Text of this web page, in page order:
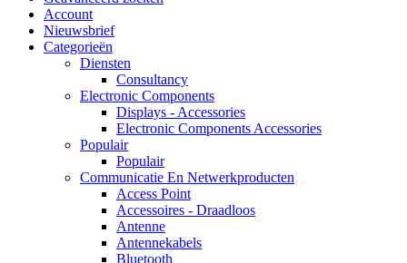
Account
Nieuwsbrief
Categorieën
Diensten
Consultancy
Electronic Components
Displays - Accessories
Electronic Components Accessories
Populair
Populair
Communicatie En Netwerkproducten
Access Point
Accessoires - Draadloos
Antenne
Antennekabels
Bluetooth